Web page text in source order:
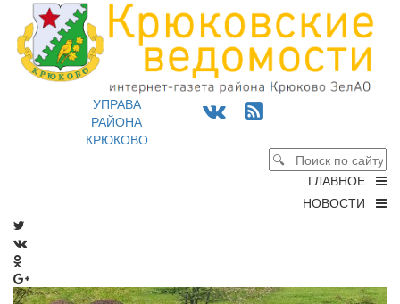
УПРАВА
РАЙОНА
КРЮКОВО
ГЛАВНОЕ
НОВОСТИ